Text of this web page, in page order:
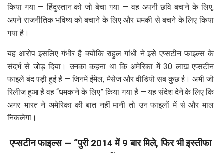
किया गया — हिंदुस्तान को जो बेचा गया — वह अपनी छवि बचाने के लिए,
अपने राजनीतिक भविष्य को बचाने के लिए और धमकी से बचने के लिए किया
गया है।
यह आरोप इसलिए गंभीर है क्योंकि राहुल गांधी ने इसे एप्सटीन फाइल्स के
संदर्भ से जोड़ दिया। उनका कहना था कि अमेरिका में 30 लाख एप्सटीन
फाइलें बंद पड़ी हुई हैं — जिनमें ईमेल, मैसेज और वीडियो सब कुछ है। अभी जो
रिलीज हुआ है वह “धमकाने के लिए” किया गया है — यह संदेश देने के लिए कि
अगर भारत ने अमेरिका की बात नहीं मानी तो उन फाइलों में से और माल
निकलेगा।
एप्सटीन फाइल्स — “पुरी 2014 में 9 बार मिले, फिर भी इस्तीफा